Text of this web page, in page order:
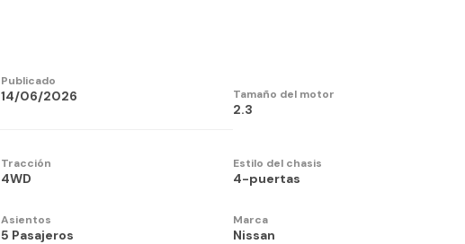
Publicado
14/06/2026 Tamaño del motor
2.3
Tracción
4WD
Estilo del chasis
4-puertas
Asientos
5 Pasajeros
Marca
Nissan